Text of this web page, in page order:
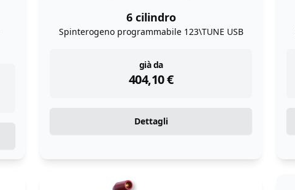
6 cilindro
Spinterogeno programmabile 123\TUNE USB
già da
404,10€
instock
Dettagli